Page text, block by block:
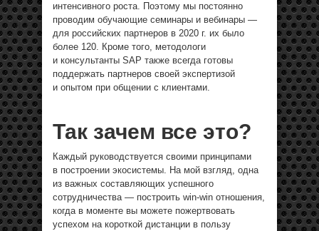
интенсивного роста. Поэтому мы постоянно
проводим обучающие семинары и вебинары —
для российских партнеров в 2020 г. их было
более 120. Кроме того, методологи
и консультанты SAP также всегда готовы
поддержать партнеров своей экспертизой
и опытом при общении с клиентами.
Так зачем все это?
Каждый руководствуется своими принципами
в построении экосистемы. На мой взгляд, одна
из важных составляющих успешного
сотрудничества — построить win-win отношения,
когда в моменте вы можете пожертвовать
успехом на короткой дистанции в пользу